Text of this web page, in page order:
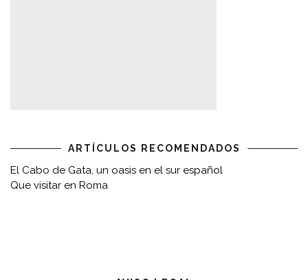
ARTÍCULOS RECOMENDADOS
El Cabo de Gata, un oasis en el sur español
Que visitar en Roma